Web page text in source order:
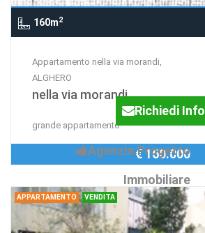
160m2
Appartamento nella via morandi,
ALGHERO
nella via morandi
grande appartamento
Richiedi Info
Agenzia:Progetto
Immobiliare
€ 160.000
APPARTAMENTO VENDITA